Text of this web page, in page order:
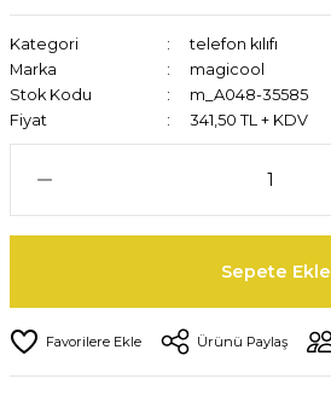
Kategori
telefon kılıfı
Marka
magicool
Stok Kodu
m_A048-35585
Fiyat
341,50 TL + KDV
Sepete Ekle
Ürünü Paylaş